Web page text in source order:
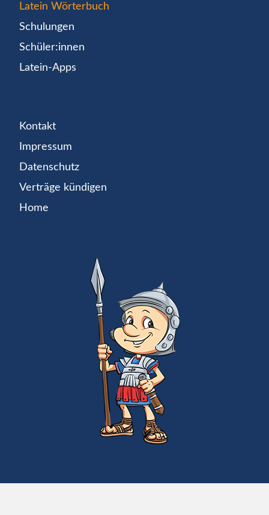
Latein Wörterbuch
Schulungen
Schüler:innen
Latein-Apps
Kontakt
Impressum
Datenschutz
Verträge kündigen
Home